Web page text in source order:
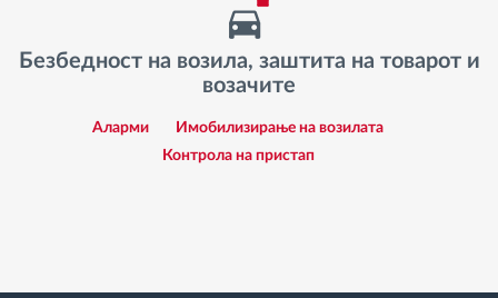
Безбедност на возила, заштита на товарот и
возачите
Аларми
Имобилизирање на возилата
Контрола на пристап